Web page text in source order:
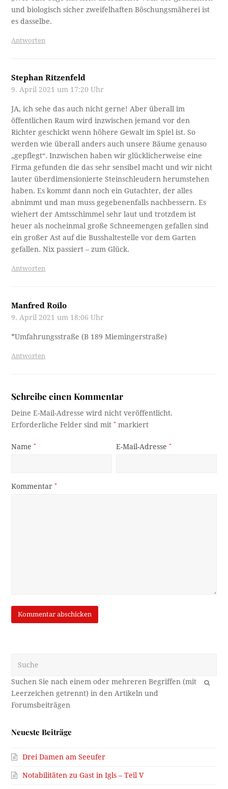
und biologisch sicher zweifelhaften Böschungsmäherei ist
es dasselbe.
Antworten
Stephan Ritzenfeld
9. April 2021 um 17:20 Uhr
JA, ich sehe das auch nicht gerne! Aber überall im
öffentlichen Raum wird inzwischen jemand vor den
Richter geschickt wenn höhere Gewalt im Spiel ist. So
werden wie überall anders auch unsere Bäume genauso
„gepflegt“. Inzwischen haben wir glücklicherweise eine
Firma gefunden die das sehr sensibel macht und wir nicht
lauter überdimensionierte Steinschleudern herumstehen
haben. Es kommt dann noch ein Gutachter, der alles
abnimmt und man muss gegebenenfalls nachbessern. Es
wiehert der Amtsschimmel sehr laut und trotzdem ist
heuer als nocheinmal große Schneemengen gefallen sind
ein großer Ast auf die Busshaltestelle vor dem Garten
gefallen. Nix passiert – zum Glück.
Antworten
Manfred Roilo
9. April 2021 um 18:06 Uhr
*Umfahrungsstraße (B 189 Miemingerstraße)
Antworten
Schreibe einen Kommentar
Deine E-Mail-Adresse wird nicht veröffentlicht.
Erforderliche Felder sind mit* markiert
Name* E-Mail-Adresse*
Kommentar*
OK
Neueste Beiträge
Drei Damen am Seeufer
Notabilitäten zu Gast in Igls – Teil V